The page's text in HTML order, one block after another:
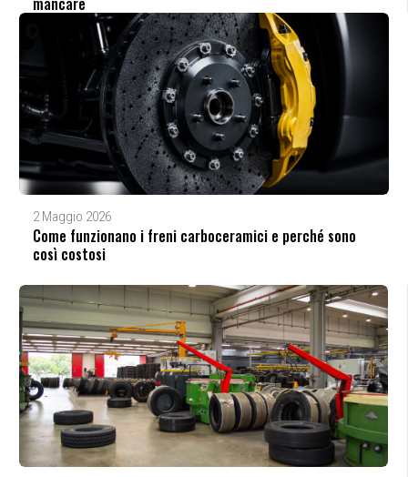
2 Maggio 2026
Come funzionano i freni carboceramici e perché sono
così costosi